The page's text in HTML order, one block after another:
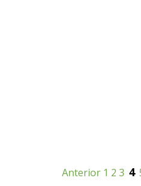
Anterior 1 2 3 4